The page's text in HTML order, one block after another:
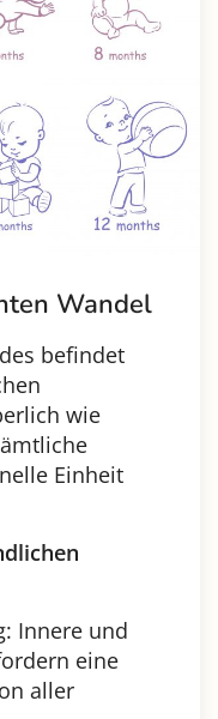
Wandel
befindet
wie
Einheit
Innere und
eine
aller